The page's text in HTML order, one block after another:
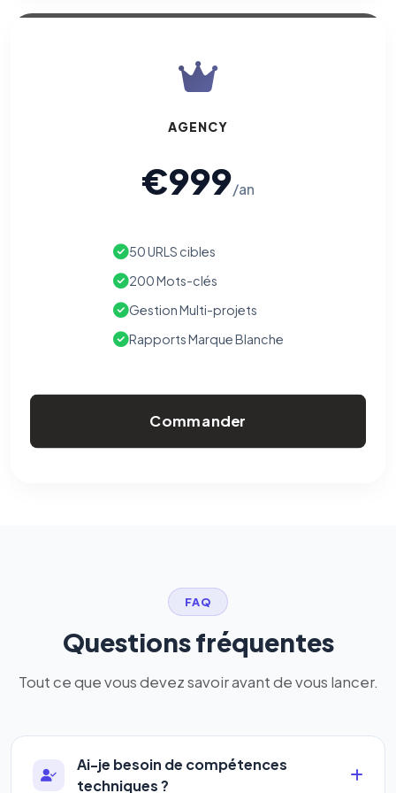
AGENCY
€999/an
50 URLS cibles
200 Mots-clés
Gestion Multi-projets
Rapports Marque Blanche
Commander
FAQ
Questions fréquentes
Tout ce que vous devez savoir avant de vous lancer.
Ai-je besoin de compétences
techniques ?